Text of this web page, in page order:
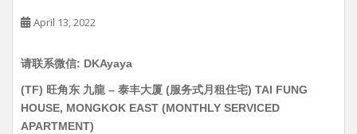
April 13, 2022
请联系微信: DKAyaya
(TF) 旺角东 九龍 – 泰丰大厦 (服务式月租住宅) TAI FUNG
HOUSE, MONGKOK EAST (MONTHLY SERVICED
APARTMENT)